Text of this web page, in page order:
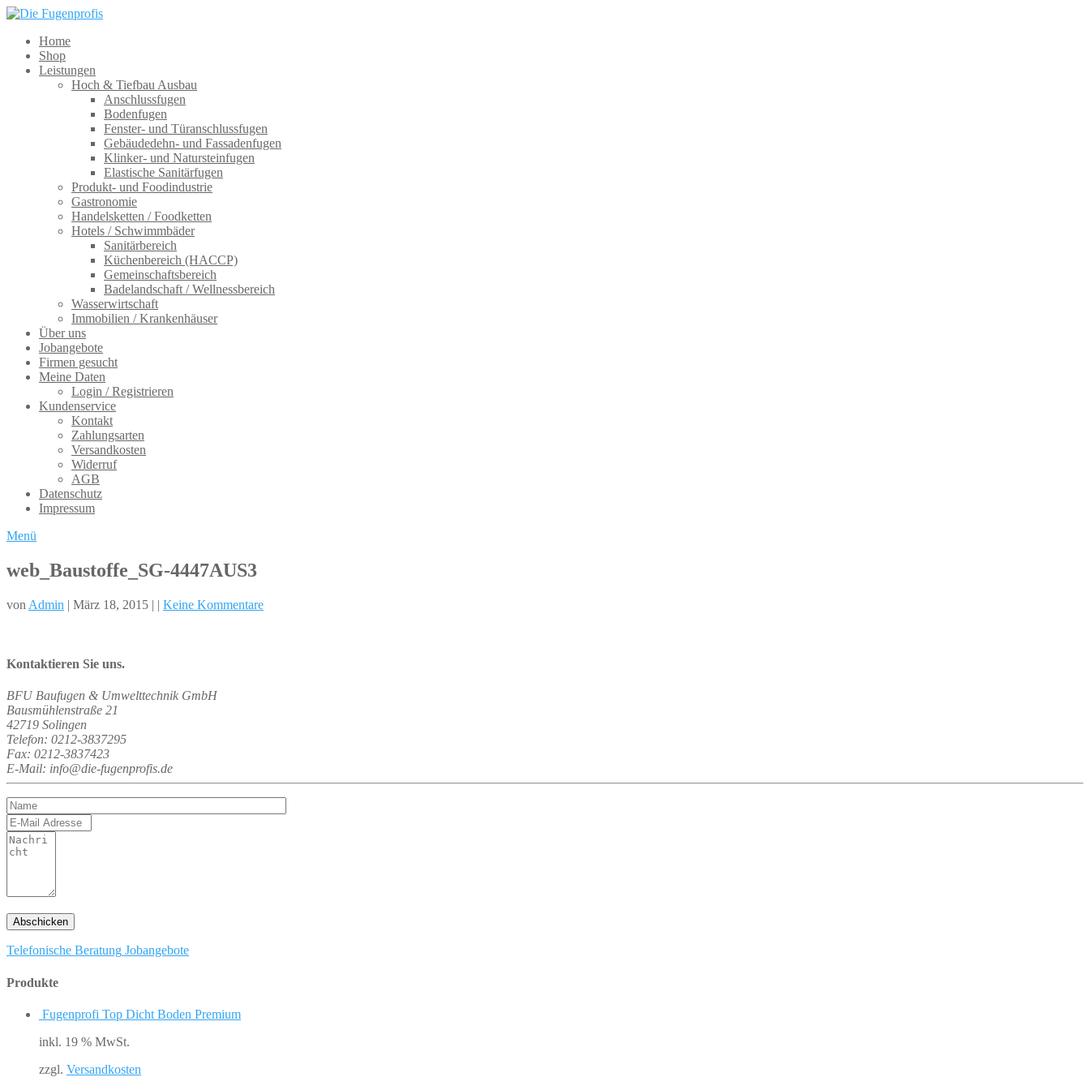
Home
Shop
Leistungen
Hoch & Tiefbau Ausbau
Anschlussfugen
Bodenfugen
Fenster- und Türanschlussfugen
Gebäudedehn- und Fassadenfugen
Klinker- und Natursteinfugen
Elastische Sanitärfugen
Produkt- und Foodindustrie
Gastronomie
Handelsketten / Foodketten
Hotels / Schwimmbäder
Sanitärbereich
Küchenbereich (HACCP)
Gemeinschaftsbereich
Badelandschaft / Wellnessbereich
Wasserwirtschaft
Immobilien / Krankenhäuser
Über uns
Jobangebote
Firmen gesucht
Meine Daten
Login / Registrieren
Kundenservice
Kontakt
Zahlungsarten
Versandkosten
Widerruf
AGB
Datenschutz
Impressum
Menü
web_Baustoffe_SG-4447AUS3
von Admin | März 18, 2015 | | Keine Kommentare
Kontaktieren Sie uns.
BFU Baufugen & Umwelttechnik GmbH
Bausmühlenstraße 21
42719 Solingen
Telefon: 0212-3837295
Fax: 0212-3837423
E-Mail: info@die-fugenprofis.de
Telefonische Beratung Jobangebote
Produkte
Fugenprofi Top Dicht Boden Premium
inkl. 19 % MwSt.
zzgl. Versandkosten